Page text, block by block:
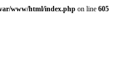
www/html/index.php on line 605